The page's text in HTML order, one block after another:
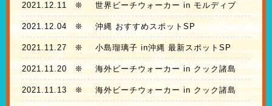
2021.12.11 ❊ 世界ビーチウォーカー in モルディブ
2021.12.04 ❊ 沖縄 おすすめスポットSP
2021.11.27 ❊ 小島瑠璃子 in沖縄 最新スポットSP
2021.11.20❊ 海外ビーチウォーカー in クック諸島
2021.11.13 ❊ 海外ビーチウォーカー in クック諸島